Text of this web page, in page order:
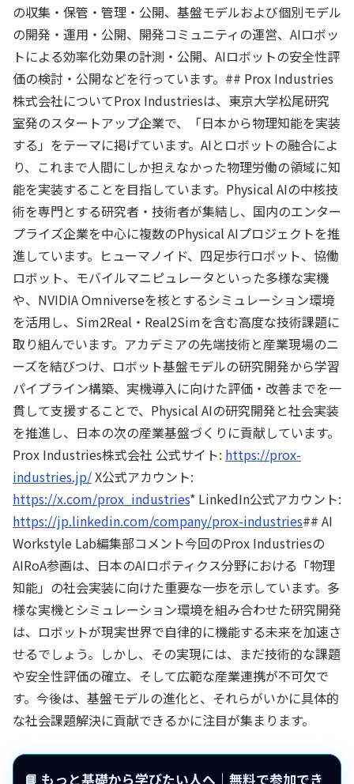
の収集・保管・管理・公開、基盤モデルおよび個別モデル
の開発・運用・公開、開発コミュニティの運営、AIロボッ
トによる効率化効果の計測・公開、AIロボットの安全性評
価の検討・公開などを行っています。## Prox Industries
株式会社についてProx Industriesは、東京大学松尾研究
室発のスタートアップ企業で、「日本から物理知能を実装
する」をテーマに掲げています。AIとロボットの融合によ
り、これまで人間にしか担えなかった物理労働の領域に知
能を実装することを目指しています。Physical AIの中核技
術を専門とする研究者・技術者が集結し、国内のエンター
プライズ企業を中心に複数のPhysical AIプロジェクトを推
進しています。ヒューマノイド、四足歩行ロボット、協働
ロボット、モバイルマニピュレータといった多様な実機
や、NVIDIA Omniverseを核とするシミュレーション環境
を活用し、Sim2Real・Real2Simを含む高度な技術課題に
取り組んでいます。アカデミアの先端技術と産業現場のニ
ーズを結びつけ、ロボット基盤モデルの研究開発から学習
パイプライン構築、実機導入に向けた評価・改善までを一
貫して支援することで、Physical AIの研究開発と社会実装
を推進し、日本の次の産業基盤づくりに貢献しています。
Prox Industries株式会社 公式サイト: https://prox-
industries.jp/X公式アカウント:
https://x.com/prox_industries* LinkedIn公式アカウント:
https://jp.linkedin.com/company/prox-industries## AI
Workstyle Lab編集部コメント今回のProx Industriesの
AIRoA参画は、日本のAIロボティクス分野における「物理
知能」の社会実装に向けた重要な一歩を示しています。多
様な実機とシミュレーション環境を組み合わせた研究開発
は、ロボットが現実世界で自律的に機能する未来を加速さ
せるでしょう。しかし、その実現には、まだ技術的な課題
や安全性評価の確立、そして広範な産業連携が不可欠で
す。今後は、基盤モデルの進化と、それらがいかに具体的
な社会課題解決に貢献できるかに注目が集まります。
📘 もっと基礎から学びたい人へ｜無料で参加でき